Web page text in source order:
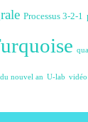
Processus 3-2-1
nouvel an U-lab